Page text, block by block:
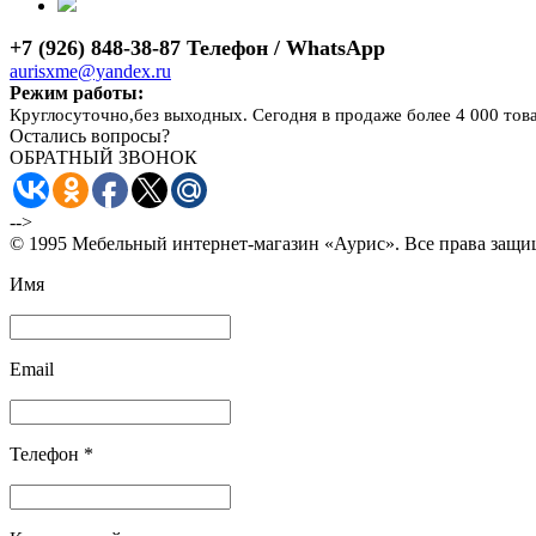
+7 (926) 848-38-87 Телефон / WhatsApp
aurisxme@yandex.ru
Режим работы:
Круглосуточно,без выходных. Сегодня в продаже более 4 000
Остались вопросы?
ОБРАТНЫЙ ЗВОНОК
-->
© 1995 Мебельный интернет-магазин «Аурис». Все права
Имя
Email
Телефон *